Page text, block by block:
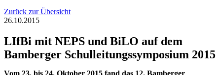
Zurück zur Übersicht
26.10.2015
LIfBi mit NEPS und BiLO auf dem
Bamberger Schulleitungssymposium 2015